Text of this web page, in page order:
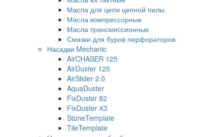
Масла для цепи цепной пилы
Масла компрессорные
Масла трансмиссионные
Смазки для буров перфораторов
Насадки Mechanic
AirCHASER 125
AirDuster 125
AirSlider 2.0
AquaDuster
FixDuster 82
FixDuster Х3
StoneTemplate
TileTemplate